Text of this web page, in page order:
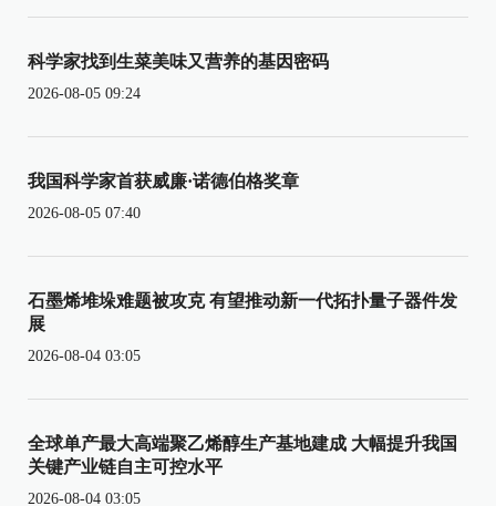
科学家找到生菜美味又营养的基因密码
2026-08-05 09:24
我国科学家首获威廉·诺德伯格奖章
2026-08-05 07:40
石墨烯堆垛难题被攻克 有望推动新一代拓扑量子器件发
展
2026-08-04 03:05
全球单产最大高端聚乙烯醇生产基地建成 大幅提升我国
关键产业链自主可控水平
2026-08-04 03:05